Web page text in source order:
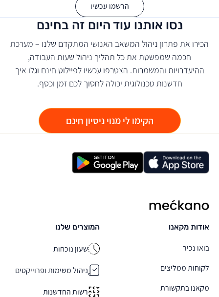
הרשמו עכשיו
נסו אותנו עוד היום זה בחינם
הכירו את פתרון ניהול המשאב האנושי המתקדם שלנו – מערכת
חכמה שמפשטת את כל תהליך ניהול שעות העבודה,
ההיעדרויות והמשמרות. הצטרפו עכשיו לפיילוט חינם וגלו איך
חדשנות טכנולוגית יכולה לחסוך לכם זמן וכסף.
הקימו לי מנוי ניסיון חינם
מקאנו
אודות מקאנו
בואו נכיר
לקוחות ממליצים
מקאנו בתקשורת
המוצרים שלנו
שעון נוכחות
ניהול משימות ופרוייקטים
רשות החדשנות